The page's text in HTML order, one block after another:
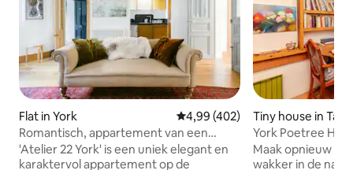
Flat in York Gemiddelde beoordeling van
4,99 (402)
Romantisch, appartement van een
kunstenaar. Stadscentrum. Gratis
parkeren.
'Atelier 22 York' is een uniek elegant en
karaktervol appartement op de
Tiny house in
York Poetree
boomhut voor
Maak opnieuw
wakker in de